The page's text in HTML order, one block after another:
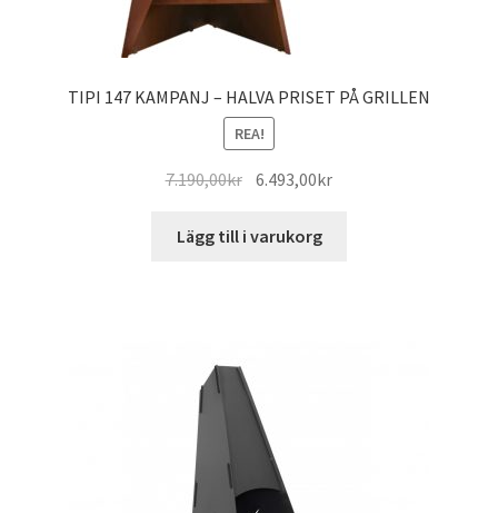
TIPI 147 KAMPANJ – HALVA PRISET PÅ GRILLEN
REA!
7.190,00kr Det
priset
6.493,00krDet
Lägg till i varukorg